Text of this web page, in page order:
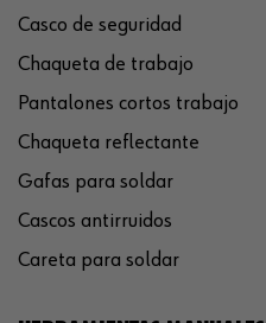
Casco de seguridad
Chaqueta de trabajo
Pantalones cortos trabajo
Chaqueta reflectante
Gafas para soldar
Cascos antirruidos
Careta para soldar